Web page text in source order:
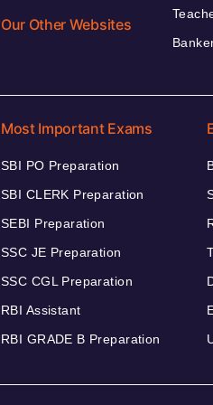
Our Other Websites
Most Important Exams
SBI PO Preparation
SBI CLERK Preparation
SEBI Preparation
SSC JE Preparation
SSC CGL Preparation
RBI Assistant
RBI GRADE B Preparation